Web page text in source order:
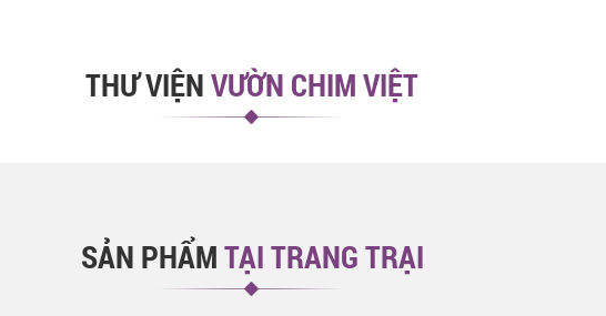
THƯ VIỆNVƯỜN CHIM VIỆT
SẢN PHẨMTẠI TRANG TRẠI